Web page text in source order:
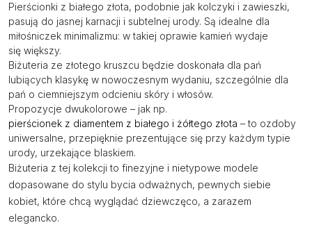
Pierścionki z białego złota, podobnie jak kolczyki i zawieszki,
pasują do jasnej karnacji i subtelnej urody. Są idealne dla
miłośniczek minimalizmu: w takiej oprawie kamień wydaje
się większy.
Biżuteria ze złotego kruszcu będzie doskonała dla pań
lubiących klasykę w nowoczesnym wydaniu, szczególnie dla
pań o ciemniejszym odcieniu skóry i włosów.
Propozycje dwukolorowe – jak np.
pierścionek z diamentem z białego i żółtego złota – to ozdoby
uniwersalne, przepięknie prezentujące się przy każdym typie
urody, urzekające blaskiem.
Biżuteria z tej kolekcji to finezyjne i nietypowe modele
dopasowane do stylu bycia odważnych, pewnych siebie
kobiet, które chcą wyglądać dziewczęco, a zarazem
elegancko.